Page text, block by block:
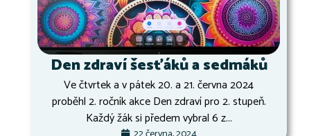
Den zdraví šesťáků a sedmáků
Ve čtvrtek a v pátek 20. a 21. června 2024
proběhl 2. ročník akce Den zdraví pro 2. stupeň.
Každý žák si předem vybral 6 z...